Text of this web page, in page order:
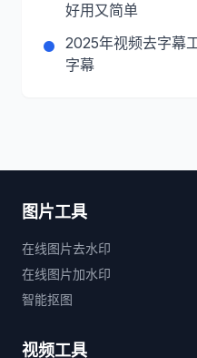
好用又简单
2025年视频去字幕
字幕
图片工具
在线图片去水印
在线图片加水印
智能抠图
视频工具